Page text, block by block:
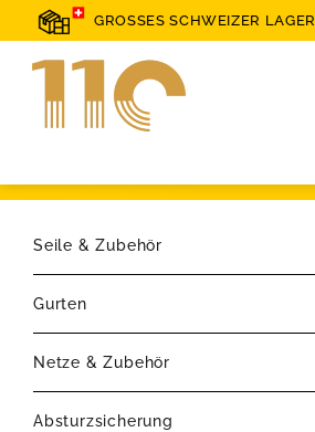
GROSSES SCHWEIZER LAGER
Seile & Zubehör
Gurten
Netze & Zubehör
Absturzsicherung